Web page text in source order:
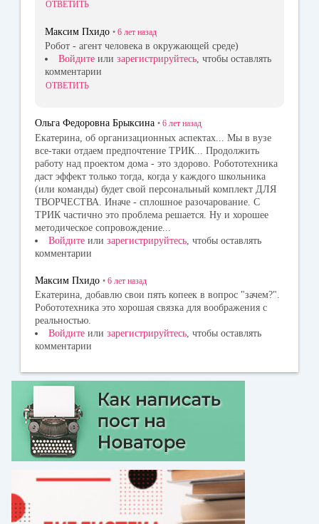
ОТВЕТИТЬ
Максим Пхидо • 6 лет назад
Робот - агент человека в окружающей среде)
Войдите или зарегистрируйтесь, чтобы оставлять
комментарии
ОТВЕТИТЬ
Ольга Федоровна Брыксина • 6 лет назад
Екатерина, об организационных аспектах... Мы в вузе
все-таки отдаем предпочтение ТРИК... Продолжить
работу над проектом дома - это здорово. Робототехника
даст эффект только тогда, когда у каждого школьника
(или команды) будет свой персональный комплект ДЛЯ
ТВОРЧЕСТВА. Иначе - сплошное разочарование. С
ТРИК частично это проблема решается. Ну и хорошее
методическое сопровождение...
Войдите или зарегистрируйтесь , чтобы оставлять
комментарии
Максим Пхидо • 6 лет назад
Екатерина, добавлю свои пять копеек в вопрос "зачем?".
Робототехника это хорошая связка для воображения с
реальностью.
Войдите или зарегистрируйтесь, чтобы оставлять
комментарии